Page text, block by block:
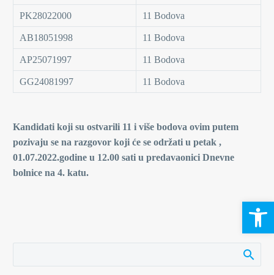
PK28022000 11 Bodova
AB18051998 11 Bodova
AP25071997 11 Bodova
GG24081997 11 Bodova
Kandidati koji su ostvarili 11 i više bodova ovim putem
pozivaju se na razgovor koji će se održati u petak ,
01.07.2022.godine u 12.00 sati u predavaonici Dnevne
bolnice na 4. katu.